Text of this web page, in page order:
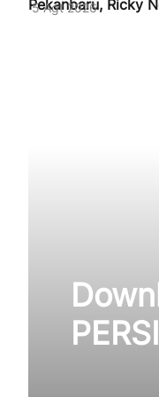
Pekanbaru, Ricky
5 Agt 2026